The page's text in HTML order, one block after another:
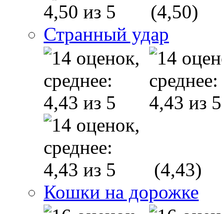
(4,50)
Странный удар
(4,43)
Кошки на дорожке